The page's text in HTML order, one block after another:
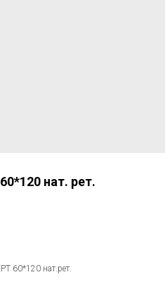
нат. рет.
60*120 нат.рет.